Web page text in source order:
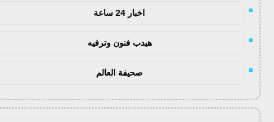
اخبار 24 ساعة
هيدب فنون وترفيه
صحيفة العالم